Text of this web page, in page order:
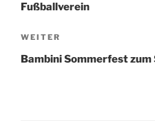
Fußballverein
Nächster
Beitrag
WEITER
Bambini Sommerfest